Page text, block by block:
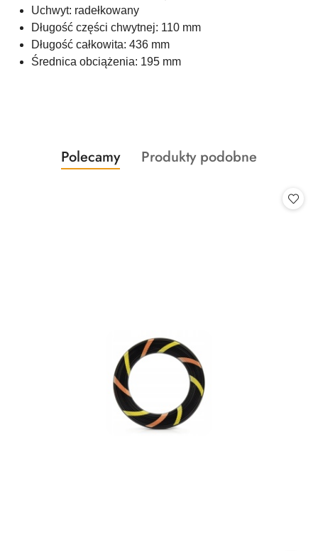
Uchwyt: radełkowany
Długość części chwytnej: 110 mm
Długość całkowita: 436 mm
Średnica obciążenia: 195 mm
Pomiń karuzelę produktów
Produkty
o
Polecamy
Produkty
Produkty podobne